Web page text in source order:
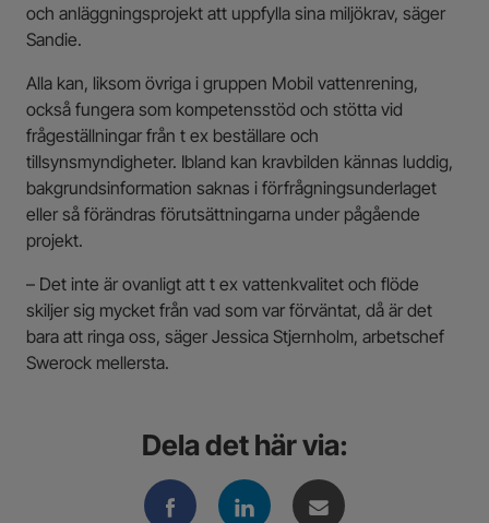
och anläggningsprojekt att uppfylla sina miljökrav, säger
Sandie.
Alla kan, liksom övriga i gruppen Mobil vattenrening,
också fungera som kompetensstöd och stötta vid
frågeställningar från t ex beställare och
tillsynsmyndigheter. Ibland kan kravbilden kännas luddig,
bakgrundsinformation saknas i förfrågningsunderlaget
eller så förändras förutsättningarna under pågående
projekt.
– Det inte är ovanligt att t ex vattenkvalitet och flöde
skiljer sig mycket från vad som var förväntat, då är det
bara att ringa oss, säger Jessica Stjernholm, arbetschef
Swerock mellersta.
Dela det här via: